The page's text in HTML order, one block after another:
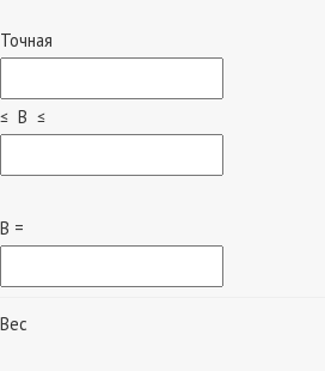
Точная
≤ B ≤
B =
Вес